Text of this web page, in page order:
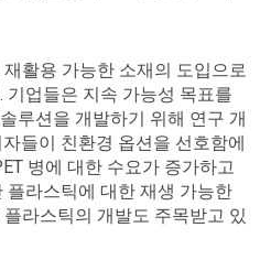
활용 가능한 소재의 도입으로
기업들은 지속 가능성 목표를
루션을 개발하기 위해 연구 개
들이 친환경 옵션을 선호함에
병에 대한 수요가 증가하고
플라스틱에 대한 재생 가능한
라스틱의 개발도 주목받고 있